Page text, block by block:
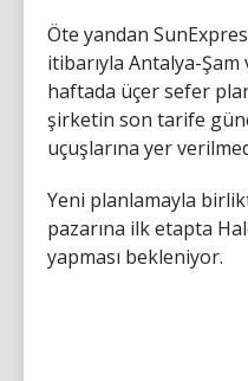
Öte yandan
itibarıyla Antalya-
haftada üçer sefer
şirketin son tarife
uçuşlarına yer
Yeni planlamayla
pazarına ilk etapta
yapması bekleniyor.